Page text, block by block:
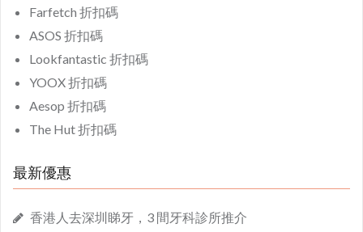
Farfetch 折扣碼
ASOS 折扣碼
Lookfantastic 折扣碼
YOOX 折扣碼
Aesop 折扣碼
The Hut 折扣碼
最新優惠
香港人去深圳睇牙，3 間牙科診所推介